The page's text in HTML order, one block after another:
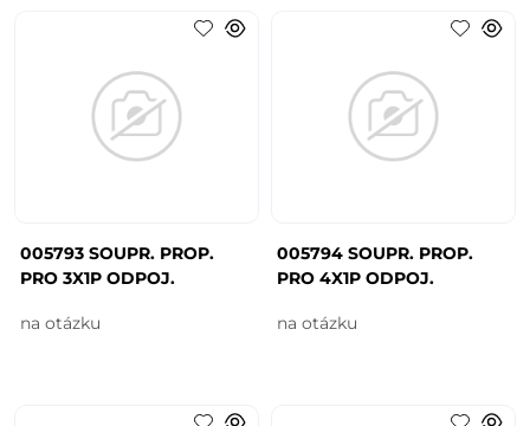
005793 SOUPR. PROP.
PRO 3X1P ODPOJ.
na otázku
005794 SOUPR. PROP.
PRO 4X1P ODPOJ.
na otázku